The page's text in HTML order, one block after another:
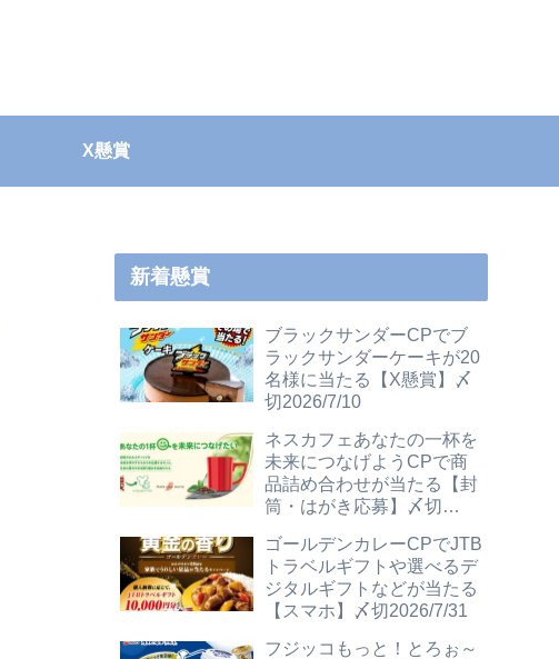
X懸賞
新着懸賞
ブラックサンダーCPでブ
ラックサンダーケーキが20
名様に当たる【X懸賞】〆
切2026/7/10
ネスカフェあなたの一杯を
未来につなげようCPで商
品詰め合わせが当たる【封
筒・はがき応募】〆切
ゴールデンカレーCPでJTB
トラベルギフトや選べるデ
ジタルギフトなどが当たる
【スマホ】〆切2026/7/31
フジッコもっと！とろぉ～